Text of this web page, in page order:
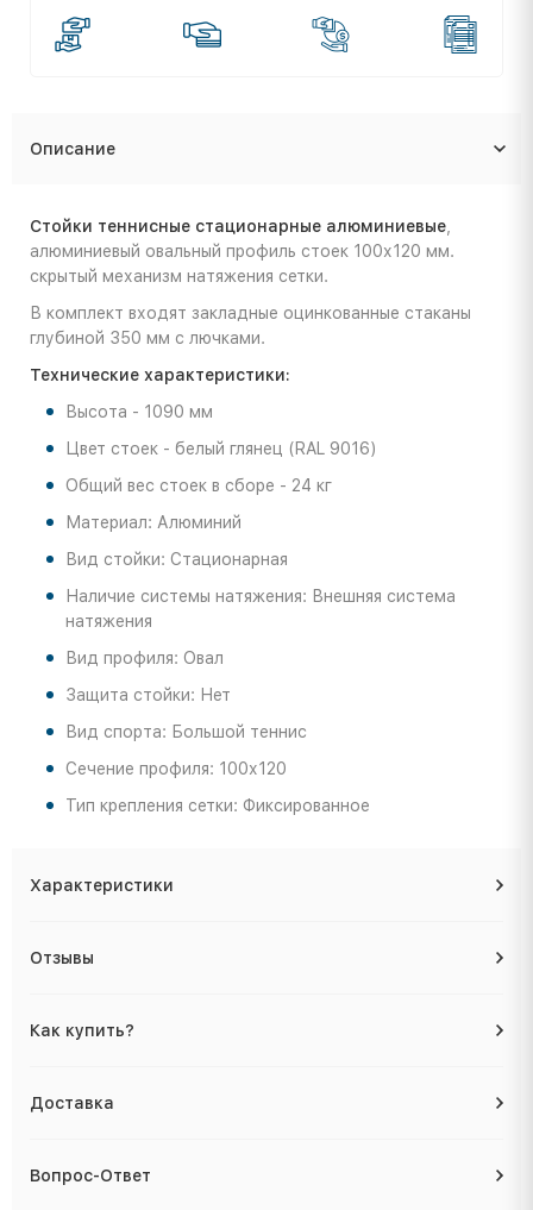
Описание
Стойки теннисные стационарные алюминиевые
алюминиевый овальный профиль стоек 100х120 мм.
скрытый механизм натяжения сетки.
В комплект входят закладные оцинкованные стаканы
глубиной 350 мм с лючками.
Технические характеристики:
Высота - 1090 мм
Цвет стоек - белый глянец (RAL 9016)
Общий вес стоек в сборе - 24 кг
Материал: Алюминий
Вид стойки: Стационарная
Наличие системы натяжения: Внешняя система
натяжения
Вид профиля: Овал
Защита стойки: Нет
Вид спорта: Большой теннис
Сечение профиля: 100х120
Тип крепления сетки: Фиксированное
Характеристики
Отзывы
Как купить?
Доставка
Вопрос-Ответ